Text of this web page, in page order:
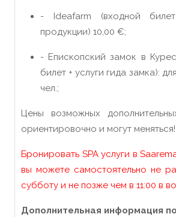
- Ideafarm (входной
продукции) 10,00 €;
- Епископский замок в
билет + услуги гида замка):
чел.;
Цены возможных
ориентировочно и могут меняться!
Бронировать SPA услуги в
вы можете самостоятельно не
субботу и не позже чем в 11:00 в
Дополнительная информация